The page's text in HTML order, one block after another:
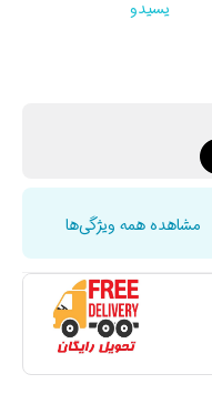
یسیدو
مشاهده همه ویژگی‌ها